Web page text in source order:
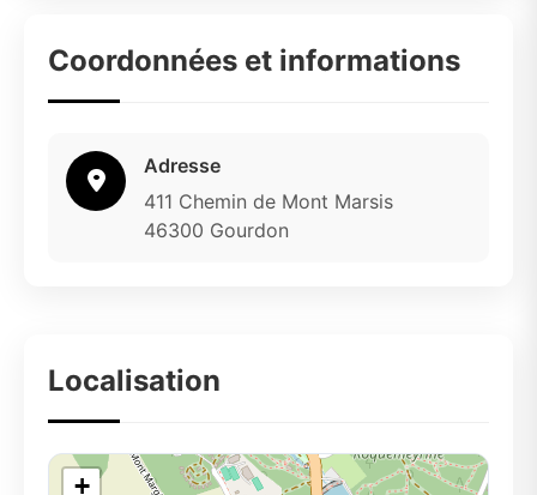
Coordonnées et informations
Adresse
411 Chemin de Mont Marsis
46300 Gourdon
Localisation
+